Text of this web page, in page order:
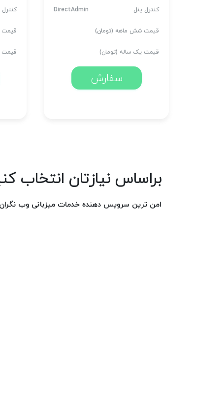
کنترل پنل DirectAdmin
قیمت شش ماهه (تومان)
قیمت یک ساله (تومان)
سفارش
کنترل
قیمت
براساس نیازتان انتخاب
امن ترین سرویس دهنده خدمات میزبانی وب